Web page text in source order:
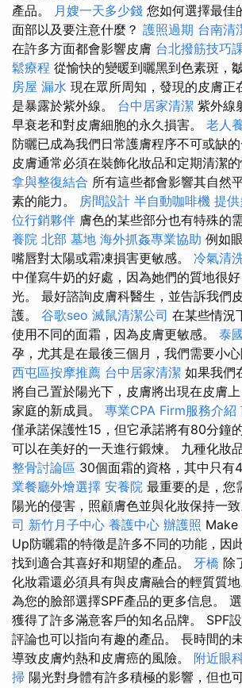
產品。 月嫂一天多少錢 您如何選擇最佳
面部以及要注意什麼？ 護照過期 台南清
在許多方面都會影響皮膚 台北撥筋技巧
鬆療程 從愉快的變暖到曬黑到色素斑，
房屋 漏水 現在眾所周知，發現的皮膚正
是暴露於紫外線。 台中居家清潔 紫外線
早衰老和對皮膚細胞的永久損害。 老人
防曬已成為我們日常護膚程序不可或缺的
皮膚通常必須在裝飾化妝品和定期清潔的
拿與整復結合 所有這些都會影響其自然
素的能力。 房間設計 半自動咖啡機 提
位行銷夥伴 膚色的某些部分也有特殊的
養院 北部 墓地 海外抓姦專業協助 例如
嘴唇對太陽或霜凍損害更敏感。 冷氣清
中僅寫牛奶的好處，因為她們的質地很
光。 最好諮詢皮膚科醫生，並告訴我們
護。 谷歌seo 滅鼠清潔公司 在某些情況
使用不同的面霜，因為皮膚更敏感。 泰
孕，尤其是在最後三個月，我們需要小心
西屯區按摩推薦 台中居家清潔 如果我們
將自己置於陽光下，皮膚將出現在皮膚
家庭的新成員。 專業CPA Firm服務介紹
僅承諾保護性15，但它承諾將有80分鐘
可以在美好的一天進行鍛煉。 九種化妝
整骨討論區 30個面霜的資格，其中只有
業餐廳外燴選擇 安養院 最重要的是，您
陽光的侵害，照顧膚色並與化妝保持一致
司 新竹月子中心 養護中心 辦護照 Make
Up防曬霜的特徵是許多不同的功能，因
找到適合其喜好和期望的產品。 牙橋 除
化妝霜還必須具有與皮膚融合的輕質質
為您的臉部選擇SPF產品的更多信息。
獲得了許多滿意客戶的知名品牌。 SPF
評論也可以指向有趣的產品。 長時間的
導致皮膚灼熱和皮膚癌的風險。 附近眼
掃 陽光對身體有許多積極的影響，但也